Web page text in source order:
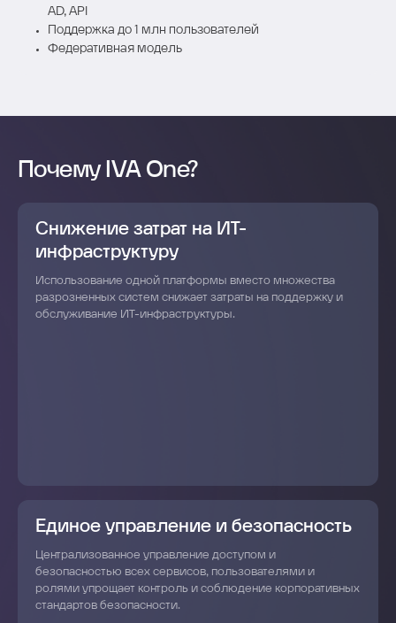
AD, API
Поддержка до 1 млн пользователей
Федеративная модель
Почему IVA One?
Снижение затрат на ИТ-
инфраструктуру
Использование одной платформы вместо множества
разрозненных систем снижает затраты на поддержку и
обслуживание ИТ-инфраструктуры.
Единое управление и безопасность
Централизованное управление доступом и
безопасностью всех сервисов, пользователями и
ролями упрощает контроль и соблюдение корпоративных
стандартов безопасности.